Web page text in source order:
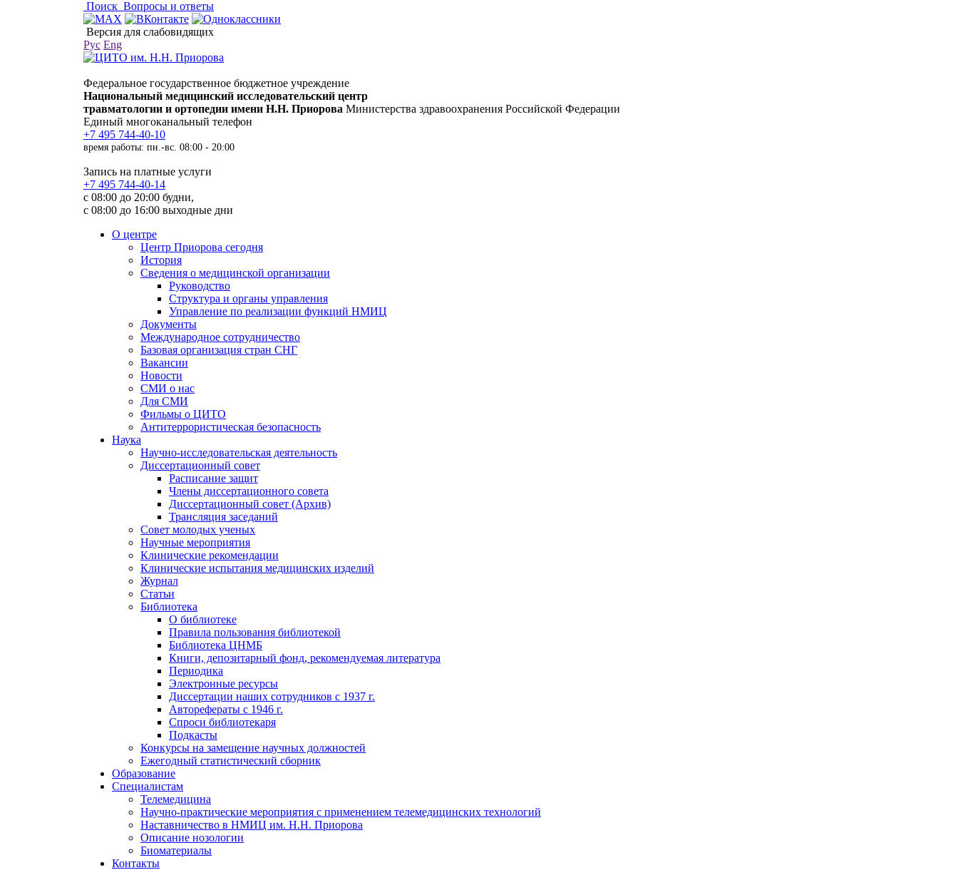
Поиск Вопросы и ответы
Версия для слабовидящих
Рус Eng
Федеральное государственное бюджетное учреждение
Национальный медицинский исследовательский центр
травматологии и ортопедии имени Н.Н. Приорова Министерства здравоохранения Российской Федерации
Единый многоканальный телефон
+7 495 744-40-10
время работы: пн.-вс. 08:00 - 20:00
Запись на платные услуги
+7 495 744-40-14
с 08:00 до 20:00 будни,
с 08:00 до 16:00 выходные дни
О центре
Центр Приорова сегодня
История
Сведения о медицинской организации
Руководство
Структура и органы управления
Управление по реализации функций НМИЦ
Документы
Международное сотрудничество
Базовая организация стран СНГ
Вакансии
Новости
СМИ о нас
Для СМИ
Фильмы о ЦИТО
Антитеррористическая безопасность
Наука
Научно-исследовательская деятельность
Диссертационный совет
Расписание защит
Члены диссертационного совета
Диссертационный совет (Архив)
Трансляция заседаний
Совет молодых ученых
Научные мероприятия
Клинические рекомендации
Клинические испытания медицинских изделий
Журнал
Статьи
Библиотека
О библиотеке
Правила пользования библиотекой
Библиотека ЦНМБ
Книги, депозитарный фонд, рекомендуемая литература
Периодика
Электронные ресурсы
Диссертации наших сотрудников с 1937 г.
Авторефераты с 1946 г.
Спроси библиотекаря
Подкасты
Конкурсы на замещение научных должностей
Ежегодный статистический сборник
Образование
Специалистам
Телемедицина
Научно-практические мероприятия с применением телемедицинских технологий
Наставничество в НМИЦ им. Н.Н. Приорова
Описание нозологии
Биоматериалы
Контакты